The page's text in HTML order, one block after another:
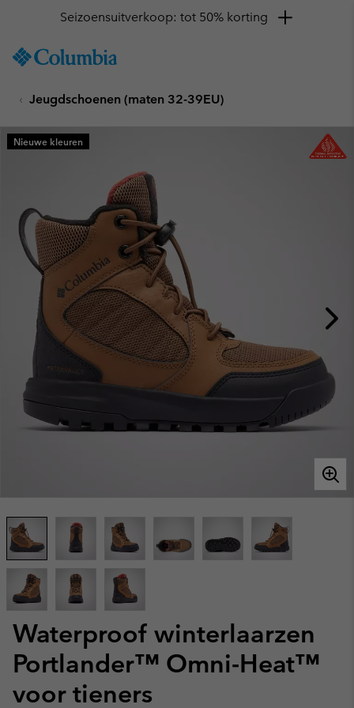
TO
SKIP
MAIN
NAV
SEARCH
Seizoensuitverkoop: tot 50% korting
Jeugdschoenen (maten 32-39EU)
Waterproof winterlaarzen
Portlander™ Omni-Heat™
voor tieners
Nieuwe kleuren